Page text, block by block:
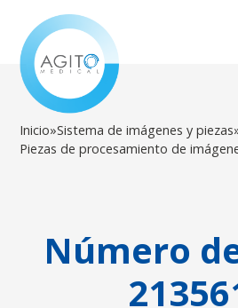
Inicio»Sistema de imágenes y piezas
Piezas de procesamiento de
Número